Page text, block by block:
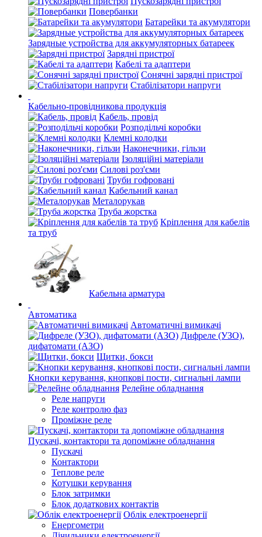
Повербанки
Батарейки та акумулятори
Зарядные устройства для аккумуляторных батареек
Зарядні пристрої
Кабелі та адаптери
Сонячні зарядні пристрої
Стабілізатори напруги
Кабельно-провідникова продукція
Кабель, провід
Розподільчі коробки
Клемні колодки
Наконечники, гільзи
Ізоляційні матеріали
Силові роз'єми
Труби гофровані
Кабельний канал
Металорукав
Труба жорстка
Кріплення для кабелів
та труб
Кабельна арматура
Автоматика
Автоматичні вимикачі
Дифреле (УЗО),
дифатомати (АЗО)
Щитки, бокси
Кнопки керування, кнопкові пости, сигнальні лампи
Релейне обладнання
Реле напруги
Реле контролю фаз
Проміжне реле
Пускачі, контактори та допоміжне обладнання
Пускачі
Контактори
Теплове реле
Котушки керування
Блок затримки
Блок додаткових контактів
Облік електроенергії
Енергометри